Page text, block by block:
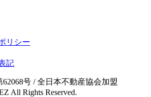
リシー
記
号 / 全日本不動産協会加盟
All Rights Reserved.